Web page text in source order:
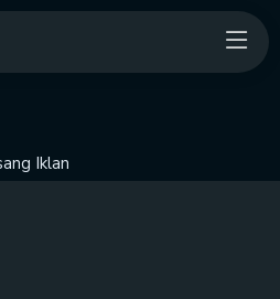
Iklan